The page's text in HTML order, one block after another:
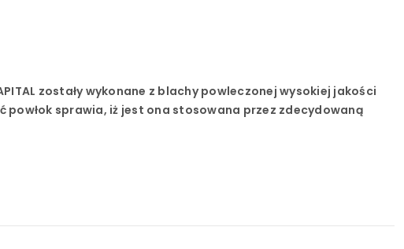
zostały wykonane z blachy powleczonej wysokiej jakości
powłok sprawia, iż jest ona stosowana przez zdecydowaną